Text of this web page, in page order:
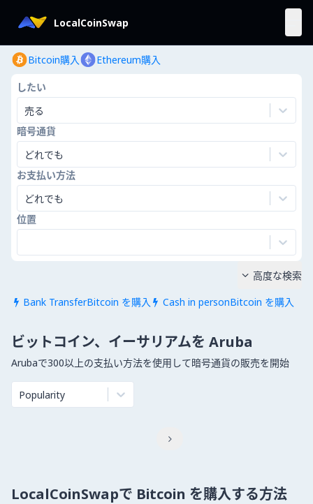
LocalCoinSwap
Bitcoin購入 Ethereum購入
したい
売る
暗号通貨
どれでも
お支払い方法
どれでも
位置
 Bank TransferBitcoin を購入  Cash in personBitcoin を購入
 高度な検索
ビットコイン、イーサリアムを Aruba
Arubaで300以上の支払い方法を使用して暗号通貨の販売を開始
Popularity

LocalCoinSwapで Bitcoin を購入する方法